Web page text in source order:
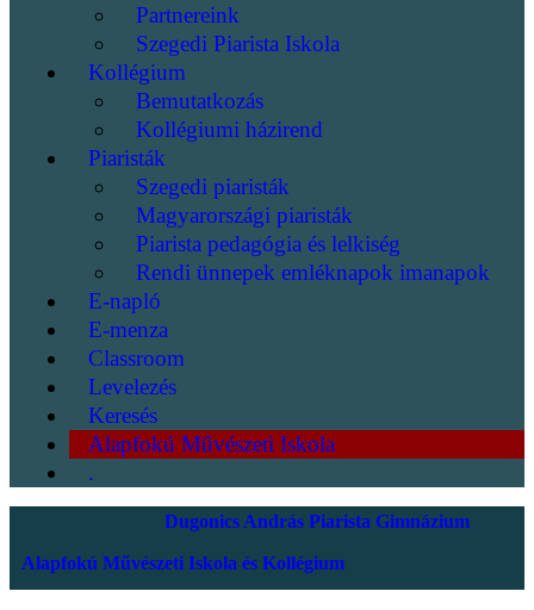
Partnereink
Szegedi Piarista Iskola
Kollégium
Bemutatkozás
Kollégiumi házirend
Piaristák
Szegedi piaristák
Magyarországi piaristák
Piarista pedagógia és lelkiség
Rendi ünnepek emléknapok imanapok
E-napló
E-menza
Classroom
Levelezés
Keresés
Alapfokú Művészeti Iskola
.
Dugonics András Piarista Gimnázium
Alapfokú Művészeti Iskola és Kollégium